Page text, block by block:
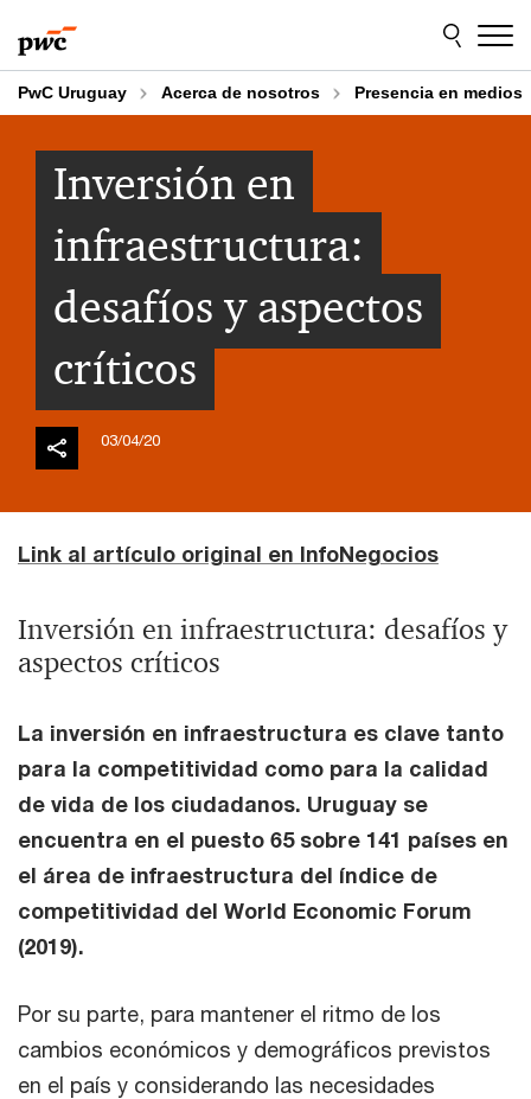
to
content
to
footer
PwC Uruguay Acerca de nosotros Presencia en medios
Inversión en
infraestructura:
desafíos y aspectos
críticos
03/04/20
Link al artículo original en InfoNegocios
Inversión en infraestructura: desafíos y
aspectos críticos
La inversión en infraestructura es clave tanto
para la competitividad como para la calidad
de vida de los ciudadanos. Uruguay se
encuentra en el puesto 65 sobre 141 países en
el área de infraestructura del índice de
competitividad del World Economic Forum
(2019).
Por su parte, para mantener el ritmo de los
cambios económicos y demográficos previstos
en el país y considerando las necesidades